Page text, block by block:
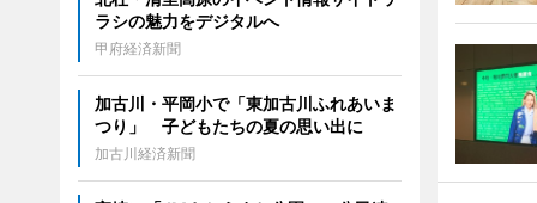
ラシの魅力をデジタルへ
甲府経済新聞
加古川・平岡小で「東加古川ふれあいま
つり」 子どもたちの夏の思い出に
加古川経済新聞